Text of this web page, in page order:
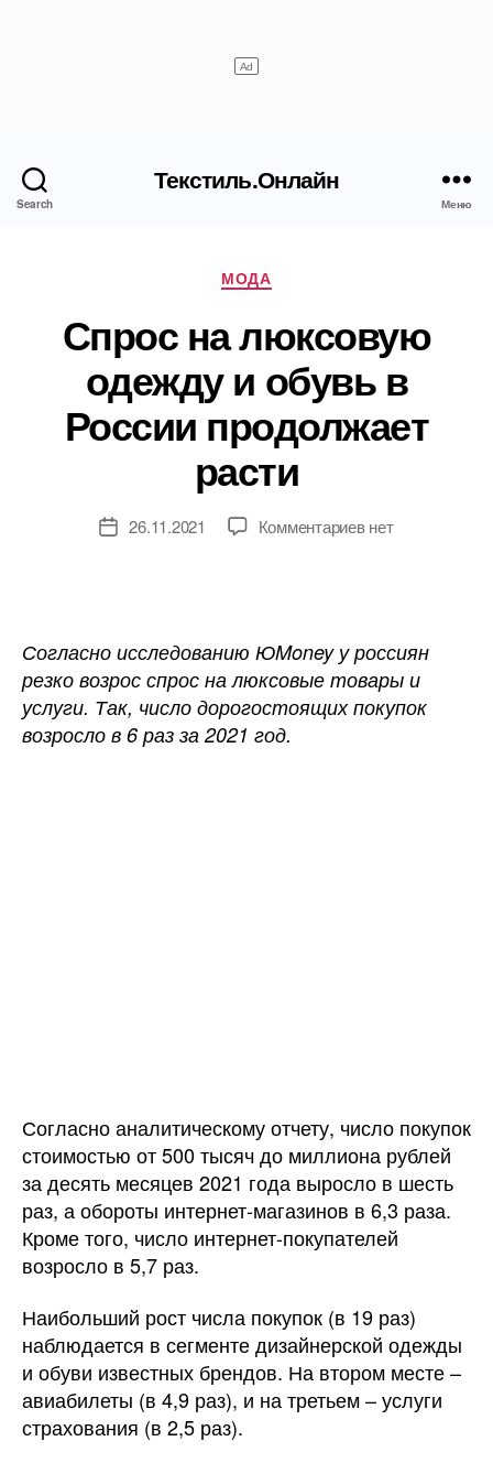
Search
Текстиль.Онлайн
Меню
Рубрики
МОДА
Спрос на люксовую
одежду и обувь в
России продолжает
расти
Дата26.11.2021 Комментариевк
одежду
обувь
в
нет
Согласно исследованию ЮMoney у россиян
резко возрос спрос на люксовые товары и
услуги. Так, число дорогостоящих покупок
возросло в 6 раз за 2021 год.
Согласно аналитическому отчету, число покупок
стоимостью от 500 тысяч до миллиона рублей
за десять месяцев 2021 года выросло в шесть
раз, а обороты интернет-магазинов в 6,3 раза.
Кроме того, число интернет-покупателей
возросло в 5,7 раз.
Наибольший рост числа покупок (в 19 раз)
наблюдается в сегменте дизайнерской одежды
и обуви известных брендов. На втором месте –
авиабилеты (в 4,9 раз), и на третьем – услуги
страхования (в 2,5 раз).